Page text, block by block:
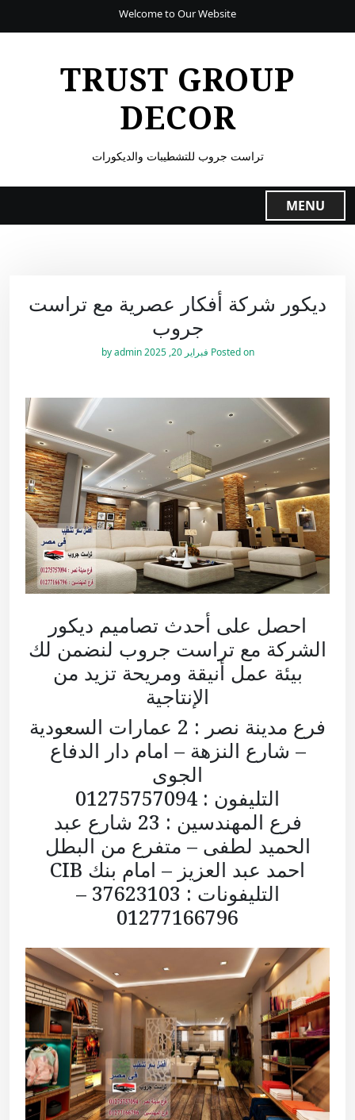
Welcome to Our Website
TRUST GROUP
DECOR
تراست جروب للتشطيبات والديكورات
MENU
ديكور شركة أفكار عصرية مع تراست
جروب
Posted on فبراير 20, 2025 by
admin
احصل على أحدث تصاميم ديكور
الشركة مع تراست جروب لنضمن لك
بيئة عمل أنيقة ومريحة تزيد من
الإنتاجية
فرع مدينة نصر : 2 عمارات السعودية
– شارع النزهة – امام دار الدفاع
الجوى
التليفون : 01275757094
فرع المهندسين : 23 شارع عبد
الحميد لطفى – متفرع من البطل
احمد عبد العزيز – امام بنك CIB
التليفونات : 37623103 –
01277166796